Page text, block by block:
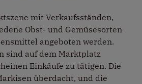
mit Verkaufsständen,
Obst- und Gemüsesorten
angeboten werden.
sind auf dem Marktplatz
Einkäufe zu tätigen. Die
überdacht, und die